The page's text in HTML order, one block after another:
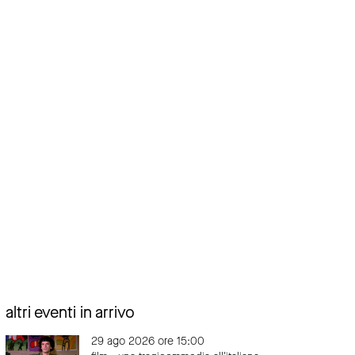
altri eventi in arrivo
29 ago 2026 ore 15:00